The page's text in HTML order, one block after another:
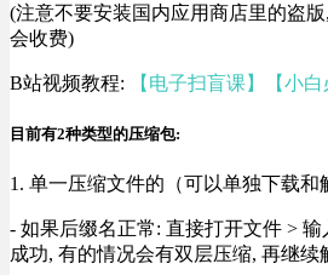
(注意不要安装国内应用商店里的盗
会收费)
B站视频教程: 【电子扫盲课】【小
目前有2种类型的压缩包:
1. 单一压缩文件的（可以单独下载和
- 如果后缀名正常: 直接打开文件 >
成功, 有的情况会有双层压缩, 再继续